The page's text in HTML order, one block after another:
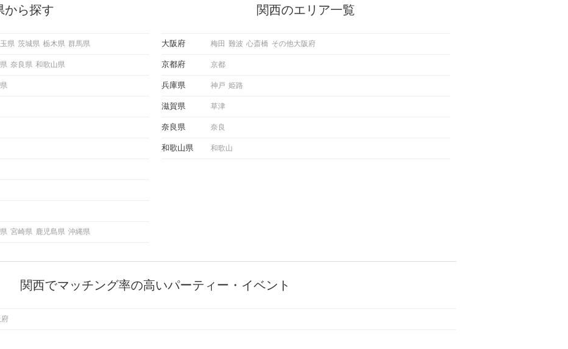
始めようと
性を求めて
しかけて欲
ベントで実
をご紹介
も混じえながら解説するので、ぜひ
になれる対処法から、恋愛・自分磨
き・趣味などジャンル別の楽しいこ
から探す
県 茨城県 栃木県 群馬県
奈良県 和歌山県
宮崎県 鹿児島県 沖縄県
関西のエリア一覧
大阪府 梅田 難波 心斎橋 その他大阪府
京都府 京都
兵庫県 神戸 姫路
滋賀県 草津
奈良県 奈良
和歌山県 和歌山
関西でマッチング率の高いパーティー・イベント
府